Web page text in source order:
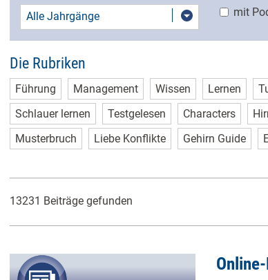
Alle Jahrgänge mit
Die Rubriken
Führung Management Wissen Lernen
Schlauer lernen
Testgelesen Characters
Musterbruch
Liebe Konflikte Gehirn Guide
13231 Beiträge gefunden